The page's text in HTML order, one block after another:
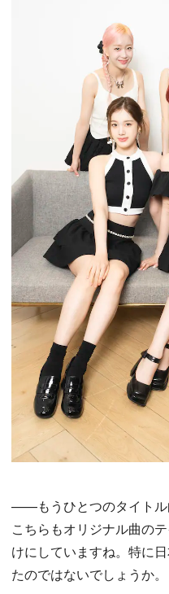
——もうひとつのタイトル
こちらもオリジナル曲の
けにしていますね。特に
たのではないでしょうか。